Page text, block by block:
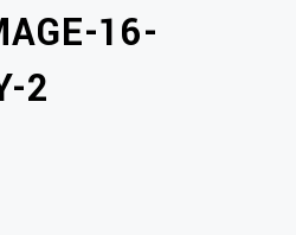
16-
2